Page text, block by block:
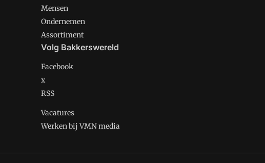
Mensen
Ondernemen
Assortiment
Volg Bakkerswereld
Facebook
x
RSS
Vacatures
Werken bij VMN media